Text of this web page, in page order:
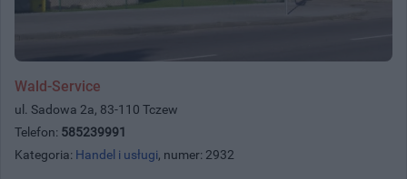
Wald-Service
ul. Sadowa 2a, 83-110 Tczew
Telefon: 585239991
Kategoria: Handel i usługi, numer: 2932